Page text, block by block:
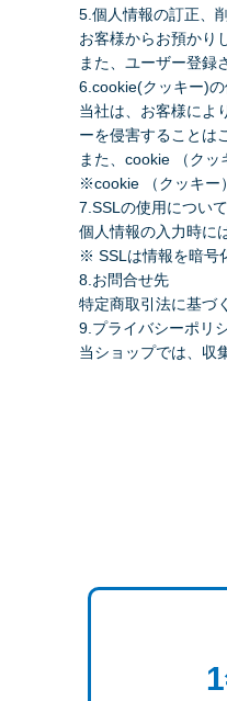
5.個人情報の訂正、
お客様からお預かり
また、ユーザー登録
6.cookie(クッキー)
当社は、お客様によ
ーを侵害することは
また、cookie （クッ
※cookie （クッキー
7.SSLの使用について
個人情報の入力時に
※ SSLは情報を暗号
8.お問合せ先
特定商取引法に基づ
9.プライバシーポリ
当ショップでは、収